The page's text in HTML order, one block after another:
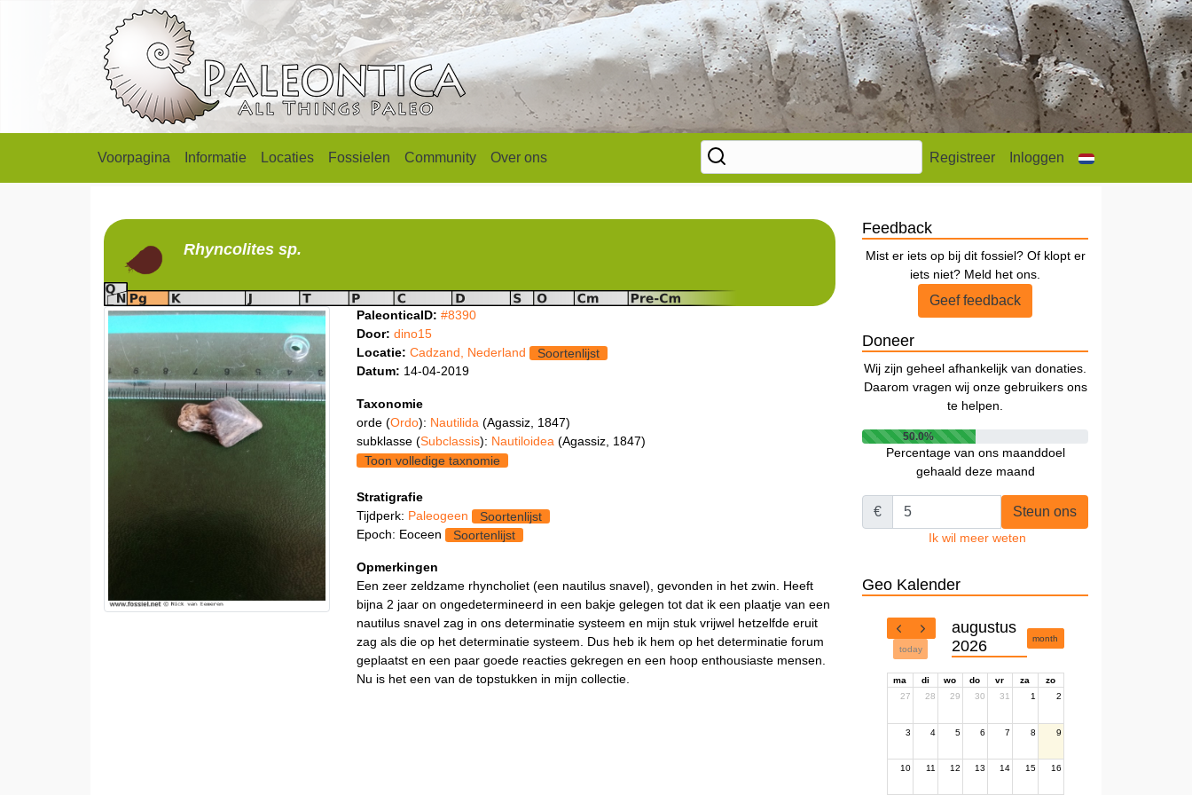
Voorpagina Informatie Locaties Fossielen Community Over ons Registreer Inloggen
Rhyncolitessp.
PaleonticaID: #8390
Door: dino15
Locatie: Cadzand, Nederland
Soortenlijst
Datum: 14-04-2019
Taxonomie
orde (Ordo): Nautilida (Agassiz, 1847)
subklasse (Subclassis): Nautiloidea (Agassiz, 1847)
Toon volledige taxnomie
Stratigrafie
Tijdperk: Paleogeen
Soortenlijst
Epoch: Eoceen
Soortenlijst
Opmerkingen
Een zeer zeldzame rhyncholiet (een nautilus snavel), gevonden in het zwin. Heeft
bijna 2 jaar on ongedetermineerd in een bakje gelegen tot dat ik een plaatje van een
nautilus snavel zag in ons determinatie systeem en mijn stuk vrijwel hetzelfde eruit
zag als die op het determinatie systeem. Dus heb ik hem op het determinatie forum
geplaatst en een paar goede reacties gekregen en een hoop enthousiaste mensen.
Nu is het een van de topstukken in mijn collectie.
Feedback
Mist er iets op bij dit fossiel? Of klopt er
iets niet? Meld het ons.
Geef feedback
Doneer
Wij zijn geheel afhankelijk van donaties.
Daarom vragen wij onze gebruikers ons
te helpen.
50.0%
Percentage van ons maanddoel
gehaald deze maand
€ Steun ons
Ik wil meer weten
Geo Kalender
today
augustus
2026
month
ma di wo do vr za
zo
27
28 29 30 31 1 2
3 4 5 6 7 8 9
10 11 12 13 14 15 16